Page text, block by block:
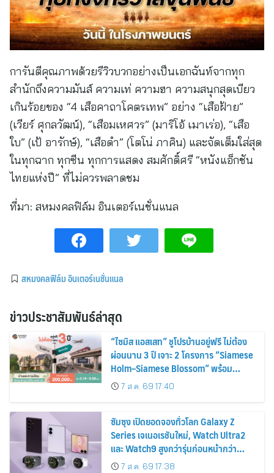
การันตีคุณภาพด้วยรีวิวบวกอย่างเป็นเอกฉันท์จากทุก
สำนักถึงความมันส์ ความเท่ ความฮา ความสนุกสุดเบียว
เกินร้อยของ “4 เสือคาถาโคตรเทพ” อย่าง “เสือฝ้าย”
(เวียร์ ศุกลวัฒน์), “เสือมเหศวร” (มาริโอ้ เมาเร่อ), “เสือ
ใบ” (เป้ อารักษ์), “เสือดำ” (โตโน่ ภาคิน) และจัดเต็มใส่สุด
ในทุกฉาก ทุกซีน ทุกการแสดง สมศักดิ์ศรี “หนังแอ็กชัน
ไทยแห่งปี” ที่ไม่ควรพลาดชม
ที่มา: สหมงคลฟิล์ม อินเตอร์เนชั่นแนล
สหมงคลฟิล์ม อินเตอร์เนชั่นแนล
ข่าวประชาสัมพันธ์ล่าสุด
“ไซมิส แอสเสท” ชูโปรบ้านอยู่ฟรี ไม่ต้อง
ผ่อนนาน 3 ปี เจาะ 2 โครงการ “Siamese
Holm–Siamese Blossom” พร้อม
ส่วนลดและสิทธิพิเศษถึง 31 สิงหาคม
2569
7 ส.ค. 69 17:40
ซัมซุง เปิดยอดจองทั่วโลก Galaxy Z
Series เจเนอเรชันใหม่, Watch Ultra2
และ Watch9 สูงกว่ารุ่นก่อนหน้ากว่า
30%7 ส.ค. 69 17:38